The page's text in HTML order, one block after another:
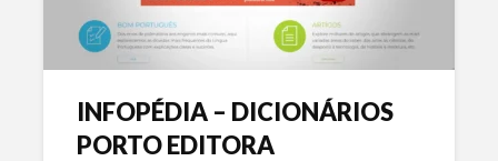
INFOPÉDIA – DICIONÁRIOS
PORTO EDITORA